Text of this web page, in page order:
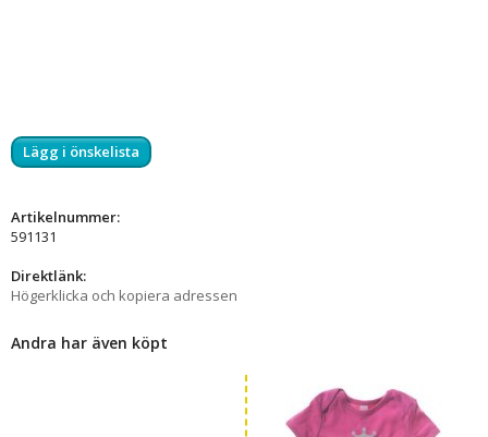
Lägg i önskelista
Artikelnummer:
591131
Direktlänk:
Högerklicka och kopiera adressen
Andra har även köpt